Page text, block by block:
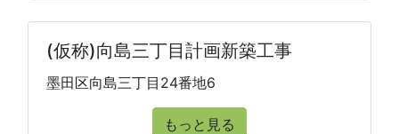
(仮称)向島三丁目計画新築工事
墨田区向島三丁目24番地6
もっと見る